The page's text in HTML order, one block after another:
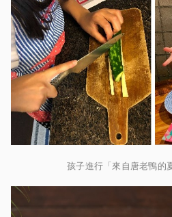
孩子進行「來自唐老鴨的